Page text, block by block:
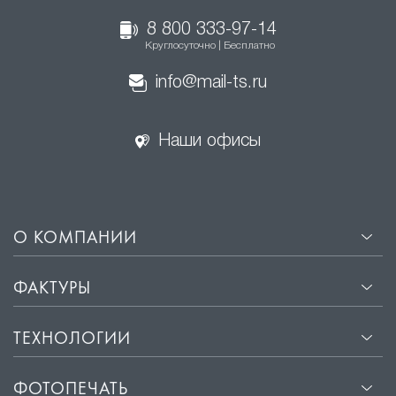
спокойную атмосферу без видимых источников
Комбинирование разных типов подсветки делает
разные сценарии использования.
8 800 333-97-14
Круглосуточно | Бесплатно
info@mail-ts.ru
Наши офисы
О КОМПАНИИ
ФАКТУРЫ
ТЕХНОЛОГИИ
ФОТОПЕЧАТЬ